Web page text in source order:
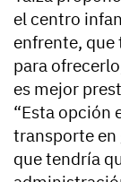
el centro
enfrente, que
para
es mejor
“Esta opción
transporte en
que tendría